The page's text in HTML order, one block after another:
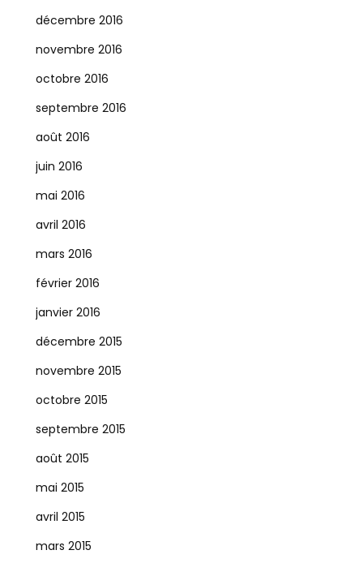
décembre 2016
novembre 2016
octobre 2016
septembre 2016
août 2016
juin 2016
mai 2016
avril 2016
mars 2016
février 2016
janvier 2016
décembre 2015
novembre 2015
octobre 2015
septembre 2015
août 2015
mai 2015
avril 2015
mars 2015